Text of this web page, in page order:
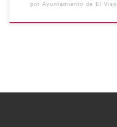
por Ayuntamiento de El Viso